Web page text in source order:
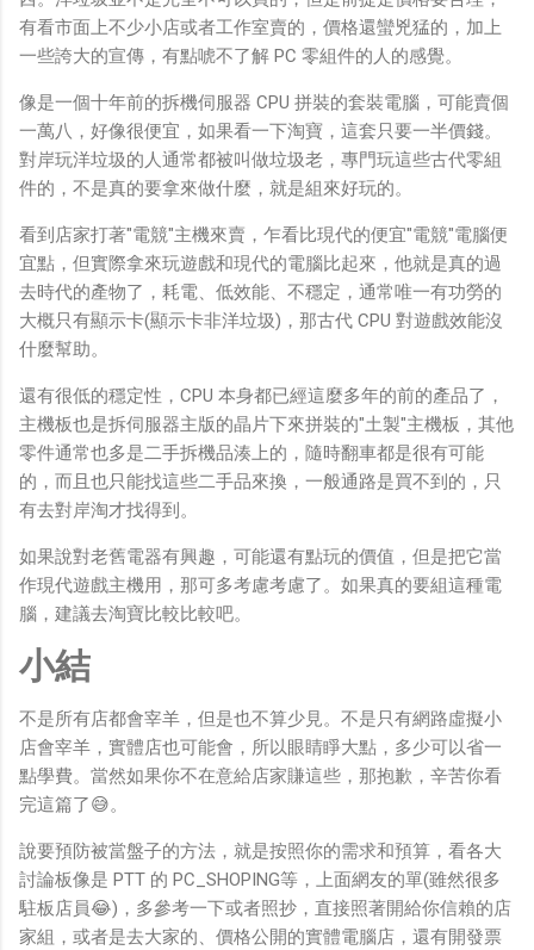
有看市面上不少小店或者工作室賣的，價格還蠻兇猛的，加上
一些誇大的宣傳，有點唬不了解 PC 零組件的人的感覺。
像是一個十年前的拆機伺服器 CPU 拼裝的套裝電腦，可能賣個
一萬八，好像很便宜，如果看一下淘寶，這套只要一半價錢。
對岸玩洋垃圾的人通常都被叫做垃圾老，專門玩這些古代零組
件的，不是真的要拿來做什麼，就是組來好玩的。
看到店家打著"電競"主機來賣，乍看比現代的便宜"電競"電腦便
宜點，但實際拿來玩遊戲和現代的電腦比起來，他就是真的過
去時代的產物了，耗電、低效能、不穩定，通常唯一有功勞的
大概只有顯示卡(顯示卡非洋垃圾)，那古代 CPU 對遊戲效能沒
什麼幫助。
還有很低的穩定性，CPU 本身都已經這麼多年的前的產品了，
主機板也是拆伺服器主版的晶片下來拼裝的"土製"主機板，其他
零件通常也多是二手拆機品湊上的，隨時翻車都是很有可能
的，而且也只能找這些二手品來換，一般通路是買不到的，只
有去對岸淘才找得到。
如果說對老舊電器有興趣，可能還有點玩的價值，但是把它當
作現代遊戲主機用，那可多考慮考慮了。如果真的要組這種電
腦，建議去淘寶比較比較吧。
小結
不是所有店都會宰羊，但是也不算少見。不是只有網路虛擬小
店會宰羊，實體店也可能會，所以眼睛睜大點，多少可以省一
點學費。當然如果你不在意給店家賺這些，那抱歉，辛苦你看
完這篇了😅。
說要預防被當盤子的方法，就是按照你的需求和預算，看各大
討論板像是 PTT 的 PC_SHOPING等，上面網友的單(雖然很多
駐板店員😂)，多參考一下或者照抄，直接照著開給你信賴的店
家組，或者是去大家的、價格公開的實體電腦店，還有開發票